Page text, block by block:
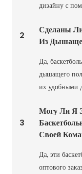
дизайну с
2
Сделаны
Из
Да,
дышащего
их удобными
3
Могу Ли Я
Своей
Да, эти
оптового